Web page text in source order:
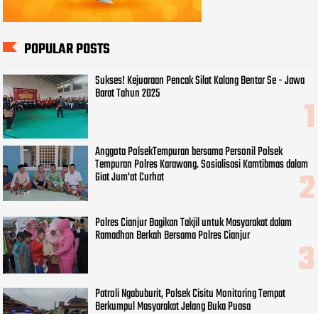
POPULAR POSTS
Sukses! Kejuaraan Pencak Silat Kalang Bentar Se - Jawa
Barat Tahun 2025
Anggota PolsekTempuran bersama Personil Polsek
Tempuran Polres Karawang. Sosialisasi Kamtibmas dalam
Giat Jum'at Curhat
Polres Cianjur Bagikan Takjil untuk Masyarakat dalam
Ramadhan Berkah Bersama Polres Cianjur
Patroli Ngabuburit, Polsek Cisitu Monitoring Tempat
Berkumpul Masyarakat Jelang Buka Puasa